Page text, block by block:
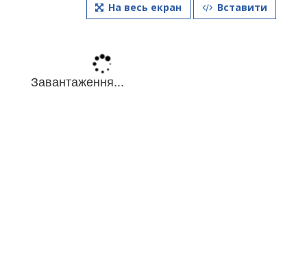
На весь екран Вставити